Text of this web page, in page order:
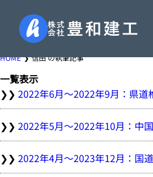
HOME 信田 の執筆記事
一覧表示
2022年6月～2022年9月：県
2022年5月～2022年10月：中
2022年4月～2023年12月：国